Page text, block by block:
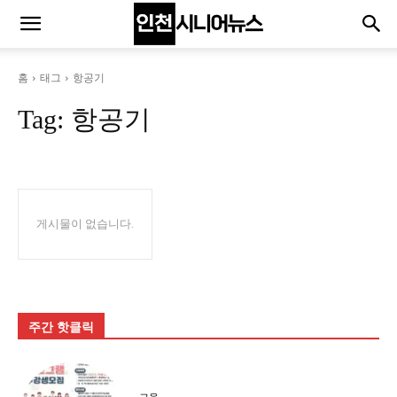
홈 태그 항공기
Tag: 항공기
게시물이 없습니다.
주간 핫클릭